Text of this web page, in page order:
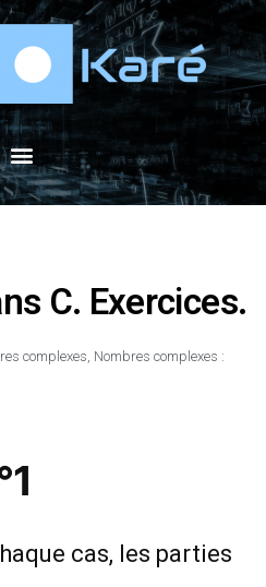
C. Exercices.
complexes, Nombres complexes :
cas, les parties